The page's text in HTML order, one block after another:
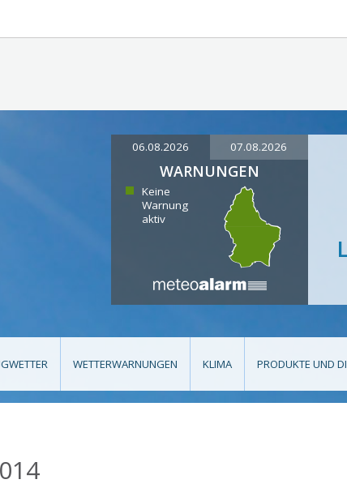
06.08.2026 07.08.2026
WARNUNGEN
Keine
Warnung
aktiv
WETTERWARNUNGEN KLIMA PRODUKTE UND